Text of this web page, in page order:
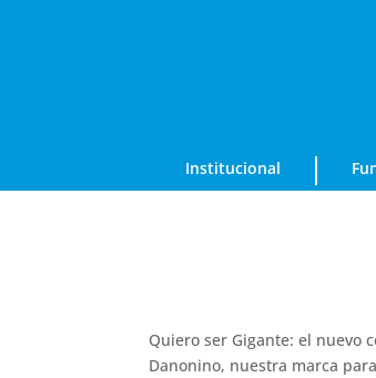
Institucional
Quiero ser Gigante: el nuevo
Danonino, nuestra marca